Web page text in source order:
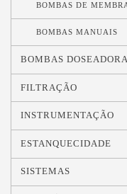
BOMBAS DE
BOMBAS MANUAIS
BOMBAS
FILTRAÇÃO
INSTRUMENTAÇÃO
ESTANQUECIDADE
SISTEMAS